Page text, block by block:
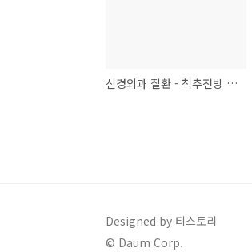
신경외과 질환 - 척추전방 전위증
Designed by 티스토리
© Daum Corp.